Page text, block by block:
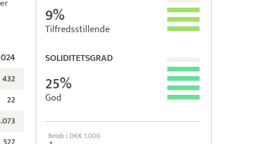
9%
Tilfredsstillende
SOLIDITETSGRAD
25%
God
Beløb i DKK 1.000
432
22